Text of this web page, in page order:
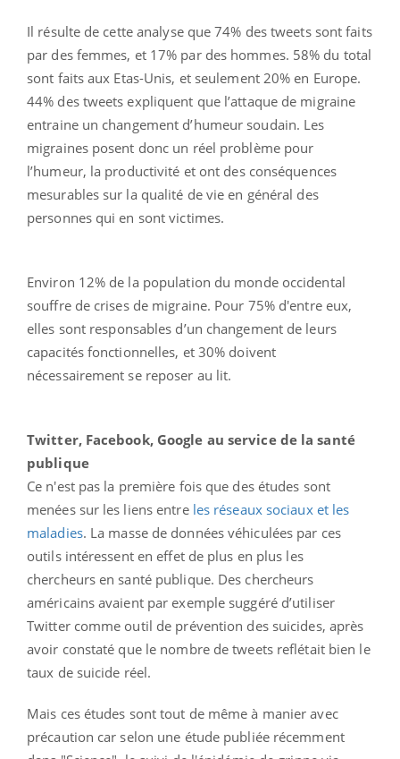
Il résulte de cette analyse que 74% des tweets sont faits
par des femmes, et 17% par des hommes. 58% du total
sont faits aux Etas-Unis, et seulement 20% en Europe.
44% des tweets expliquent que l’attaque de migraine
entraine un changement d’humeur soudain. Les
migraines posent donc un réel problème pour
l’humeur, la productivité et ont des conséquences
mesurables sur la qualité de vie en général des
personnes qui en sont victimes.
Environ 12% de la population du monde occidental
souffre de crises de migraine. Pour 75% d'entre eux,
elles sont responsables d’un changement de leurs
capacités fonctionnelles, et 30% doivent
nécessairement se reposer au lit.
Twitter, Facebook, Google au service de la santé
publique
Ce n'est pas la première fois que des études sont
menées sur les liens entre les réseaux sociaux et les
maladies. La masse de données véhiculées par ces
outils intéressent en effet de plus en plus les
chercheurs en santé publique. Des chercheurs
américains avaient par exemple suggéré d’utiliser
Twitter comme outil de prévention des suicides, après
avoir constaté que le nombre de tweets reflétait bien le
taux de suicide réel.
Mais ces études sont tout de même à manier avec
précaution car selon une étude publiée récemment